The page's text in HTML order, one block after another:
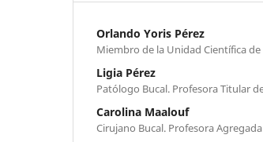
Orlando Yoris Pérez
Miembro de la Unidad Científica
Ligia Pérez
Patólogo Bucal. Profesora Titular
Carolina Maalouf
Cirujano Bucal. Profesora